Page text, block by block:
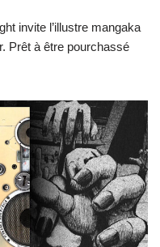
invite l’illustre mangaka
Prêt à être pourchassé